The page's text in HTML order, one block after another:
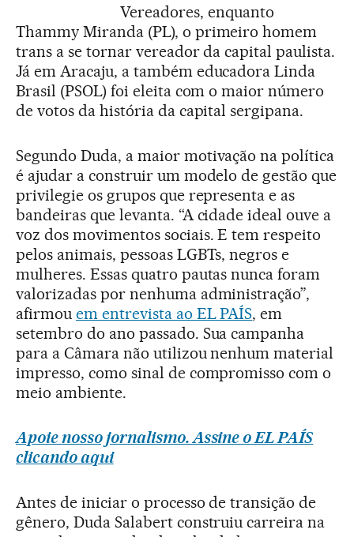
Vereadores, enquanto
Thammy Miranda (PL), o primeiro homem
trans a se tornar vereador da capital paulista.
Já em Aracaju, a também educadora Linda
Brasil (PSOL) foi eleita com o maior número
de votos da história da capital sergipana.
Segundo Duda, a maior motivação na política
é ajudar a construir um modelo de gestão que
privilegie os grupos que representa e as
bandeiras que levanta. “A cidade ideal ouve a
voz dos movimentos sociais. E tem respeito
pelos animais, pessoas LGBTs, negros e
mulheres. Essas quatro pautas nunca foram
valorizadas por nenhuma administração”,
afirmou em entrevista ao EL PAÍS, em
setembro do ano passado. Sua campanha
para a Câmara não utilizou nenhum material
impresso, como sinal de compromisso com o
meio ambiente.
Apoie nosso jornalismo. Assine o EL PAÍS
clicando aqui
Antes de iniciar o processo de transição de
gênero, Duda Salabert construiu carreira na